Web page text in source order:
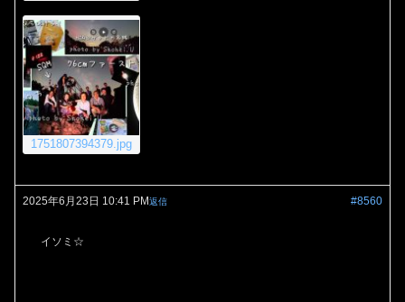
1751807394379.jpg
2025年6月23日 10:41 PM #8560
返信
イソミ☆